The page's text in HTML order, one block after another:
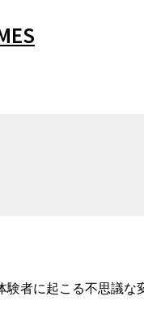
者に起こる不思議な